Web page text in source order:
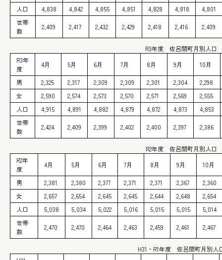
人口
4,838 4,842 4,855 4,851 4,828 4,818
4,801
世帯
数
2,409 2,417 2,432 2,429 2,418 2,416 2,409
R3年度 佐呂間町月別人口
R3年
度
4月 5月 6月 7月 8月 9月 10月
男 2,325 2,317 2,309 2,309 2,301 2,304
2,298
女
2,590 2,574 2,573 2,570 2,571 2,569
2,555
人口
4,915 4,891 4,882 4,879 4,872 4,873
4,853
世帯
数
2,424 2,409 2,399 2,402 2,400 2,397 2,386
R2年度 佐呂間町月別人口
R2年
度
4月 5月 6月 7月 8月 9月 10月
男 2,381 2,380 2,377 2,371 2,371 2,367
2,360
女
2,657 2,654 2,645 2,645 2,644 2,648
2,654
人口
5,038 5,034 5,022 5,016 5,015 5,015
5,014
世帯
数
2,470 2,470 2,464 2,463 2,459 2,461 2,467
H31・R1年度 佐呂間町月別人